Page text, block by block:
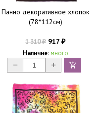
Панно декоративное хлопок
(78*112см)
1 310₽ 917 ₽
Наличие: много